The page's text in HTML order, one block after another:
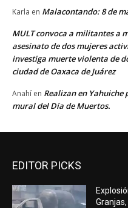
Karla en Malacontando: 8 de
MULT convoca a militantes a
asesinato de dos mujeres
investiga muerte violenta de
ciudad de Oaxaca de Juárez
Anahí en Realizan en
mural del Día de Muertos.
EDITOR PICKS